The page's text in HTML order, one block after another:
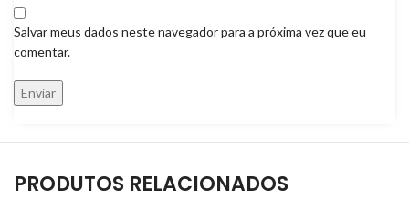
Salvar meus dados neste navegador para a próxima vez que eu
comentar.
PRODUTOS RELACIONADOS